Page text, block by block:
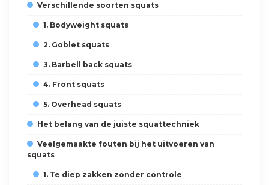
Verschillende soorten squats
1. Bodyweight squats
2. Goblet squats
3. Barbell back squats
4. Front squats
5. Overhead squats
Het belang van de juiste squattechniek
Veelgemaakte fouten bij het uitvoeren van
squats
1. Te diep zakken zonder controle